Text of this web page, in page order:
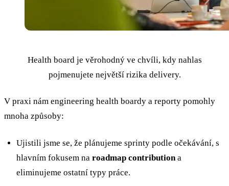
Health board je věrohodný ve chvíli, kdy nahlas
pojmenujete největší rizika delivery.
V praxi nám engineering health boardy a reporty pomohly
mnoha způsoby:
Ujistili jsme se, že plánujeme sprinty podle očekávání, s
hlavním fokusem na roadmap contributiona
eliminujeme ostatní typy práce.